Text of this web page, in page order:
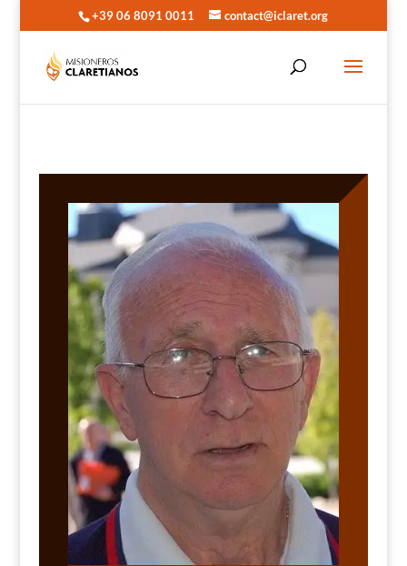
+39 06 8091 0011 contact@iclaret.org